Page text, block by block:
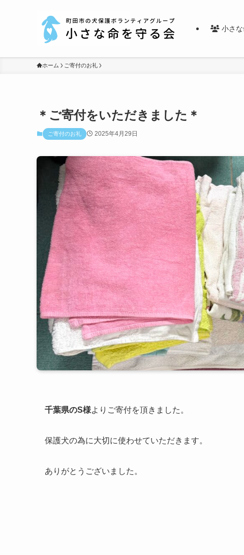
小さ
ホーム ご寄付のお礼
＊ご寄付をいただきました＊
ご寄付のお礼 2025年4月29日
千葉県のS様よりご寄付を頂きました。
保護犬の為に大切に使わせていただきます。
ありがとうございました。